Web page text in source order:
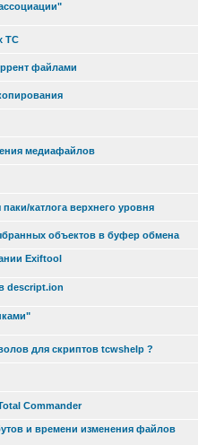
ТС
файлами
медиафайлов
катлога верхнего уровня
объектов в буфер обмена
Exiftool
descript.ion
для скриптов tcwshelp ?
Commander
и времени изменения файлов